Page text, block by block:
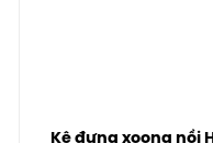
Kệ đựng xoong nồi